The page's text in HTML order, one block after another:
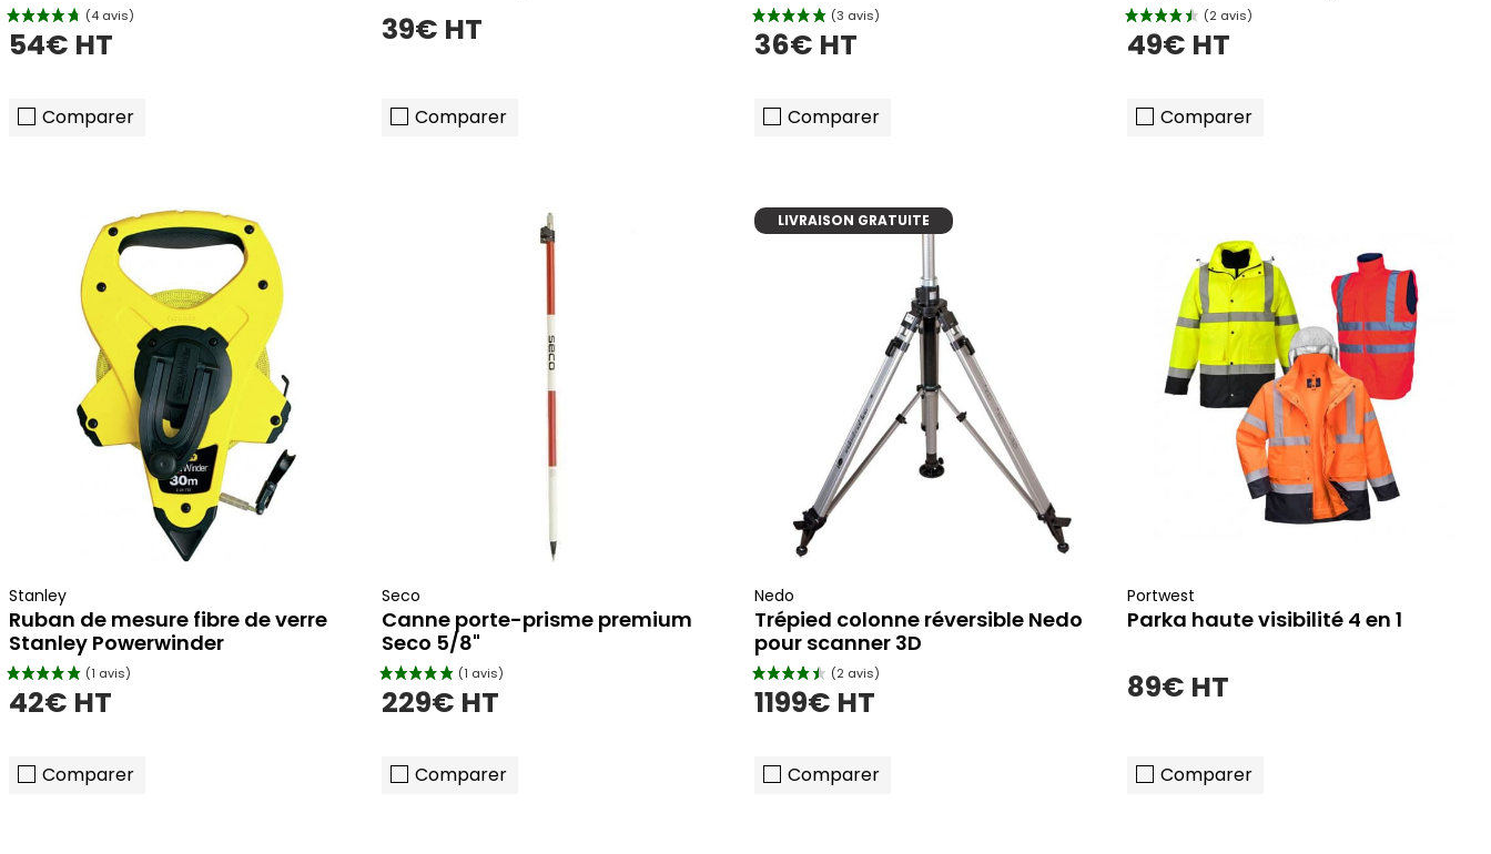
54€ HT
Comparer
39€ HT
Comparer
36€ HT
Comparer
49€ HT
Comparer
ajouter au panier
Stanley
Ruban de mesure fibre de verre
Stanley Powerwinder
42€ HT
Comparer
Seco
Canne porte-prisme premium
Seco 5/8"
229€ HT
Comparer
ajouter au panier
LIVRAISON GRATUITE
Nedo
Trépied colonne réversible Nedo
pour scanner 3D
1199€ HT
Comparer
ajouter au panier
Portwest
Parka haute visibilité 4 en 1
89€ HT
Comparer